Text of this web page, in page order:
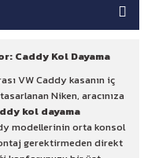
Caddy Kol Dayama
VW Caddy kasanın iç
Niken, aracınıza
kol dayama
modellerinin orta konsol
gerektirmeden direkt